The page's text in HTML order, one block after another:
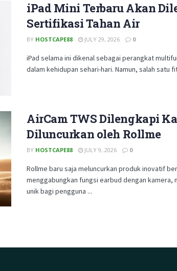
iPad Mini Terbaru Akan
Sertifikasi Tahan Air
BY HOSTCAPE88 JULY 29, 2026 0
iPad selama ini dikenal sebagai perangkat
dalam kehidupan sehari-hari. Namun, salah satu
AirCam TWS Dilengkapi
Diluncurkan oleh Rollme
BY HOSTCAPE88 JULY 9, 2026 0
Rollme baru saja meluncurkan produk inovatif
menggabungkan fungsi earbud dengan kamera,
unik bagi pengguna ...